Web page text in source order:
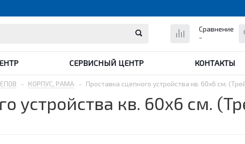
Сравнение
-
СЕРВИСНЫЙ ЦЕНТР КОНТАКТЫ
- КОРПУС, РАМА - Проставка сцепного устройства кв. 60х6 см.
устройства кв. 60х6 см.